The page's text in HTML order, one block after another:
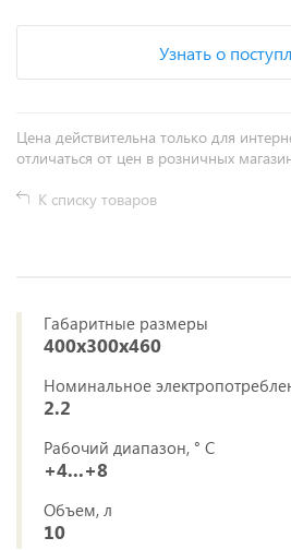
Узнать о
Цена действительна только для
отличаться от цен в розничных
К списку товаров
Габаритные размеры
400х300х460
Номинальное
2.2
Рабочий диапазон, ° С
+4...+8
Объем, л
10